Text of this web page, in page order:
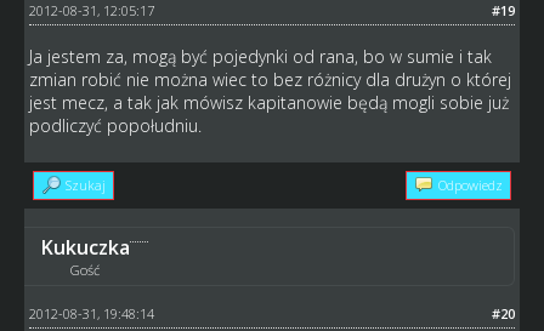
#19
2012-08-31, 12:05:17
Ja jestem za, mogą być pojedynki od rana, bo w sumie i tak
zmian robić nie można wiec to bez różnicy dla drużyn o której
jest mecz, a tak jak mówisz kapitanowie będą mogli sobie już
podliczyć popołudniu.
Szukaj Odpowiedz
Kukuczka
Gość
#20
2012-08-31, 19:48:14